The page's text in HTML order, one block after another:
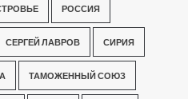
РОССИЯ
СЕРГЕЙ ЛАВРОВ СИРИЯ
ТАМОЖЕННЫЙ СОЮЗ